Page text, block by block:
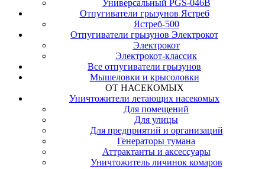
Универсальный PGS-046B
Отпугиватели грызунов Ястреб
Ястреб-500
Отпугиватели грызунов Электрокот
Электрокот
Электрокот-классик
Все отпугиватели грызунов
Мышеловки и крысоловки
ОТ НАСЕКОМЫХ
Уничтожители летающих насекомых
Для помещений
Для улицы
Для предприятий и организаций
Генераторы тумана
Аттрактанты и аксессуары
Уничтожитель личинок комаров